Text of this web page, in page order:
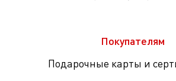
Покупателям
Подарочные карты и